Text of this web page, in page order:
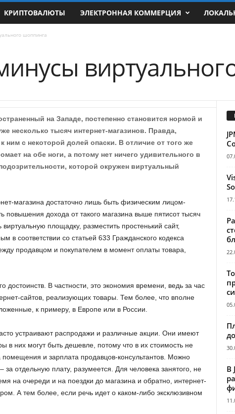
КРИПТОВАЛЮТЫ ЭЛЕКТРОННАЯ КОММЕРЦИЯ
шоппинга
на Западе, постепенно становится нормой и
несколько тысяч интернет-магазинов. Правда,
ним с некоторой долей опаски. В отличие от того же
на обе ноги, а потому нет ничего удивительного в
которой окружен виртуальный
магазина достаточно лишь быть физическим лицом-
повышения дохода от такого магазина выше пятисот тысяч
виртуальную площадку, разместить простенький сайт,
в соответствии со статьей 633 Гражданского кодекса
продавцом и покупателем в момент оплаты товара,
достоинств. В частности, это экономия времени, ведь за час
сайтов, реализующих товары. Тем более, что вполне
к примеру, в Европе или в России.
устраивают распродажи и различные акции. Они имеют
в них могут быть дешевле, потому что в их стоимость не
помещения и зарплата продавцов-консультантов. Можно
за отдельную плату, разумеется. Для человека занятого, не
на очереди и на поездки до магазина и обратно, интернет-
А тем более, если речь идет о каком-либо эксклюзивном
В